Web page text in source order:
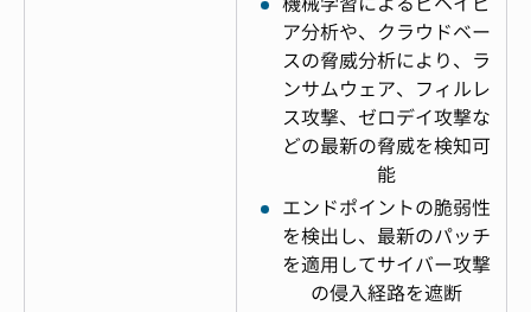
ア分析や、クラウドベー
スの脅威分析により、ラ
ンサムウェア、フィルレ
ス攻撃、ゼロデイ攻撃な
どの最新の脅威を検知可
能
エンドポイントの脆弱性
を検出し、最新のパッチ
を適用してサイバー攻撃
の侵入経路を遮断